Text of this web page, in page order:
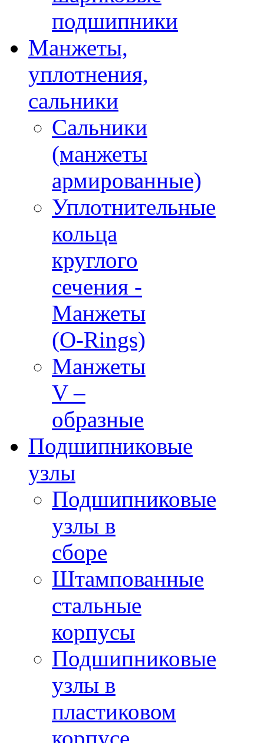
подшипники
Манжеты,
уплотнения,
сальники
Сальники
(манжеты
армированные)
Уплотнительные
кольца
круглого
сечения -
Манжеты
(O-Rings)
Манжеты
V –
образные
Подшипниковые
узлы
Подшипниковые
узлы в
сборе
Штампованные
стальные
корпусы
Подшипниковые
узлы в
пластиковом
корпусе